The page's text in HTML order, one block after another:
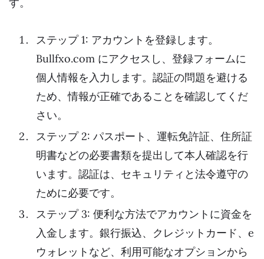
ステップ 1: アカウントを登録します。
Bullfxo.com にアクセスし、登録フォームに
個人情報を入力します。認証の問題を避ける
ため、情報が正確であることを確認してくだ
さい。
ステップ 2: パスポート、運転免許証、住所証
明書などの必要書類を提出して本人確認を行
います。認証は、セキュリティと法令遵守の
ために必要です。
ステップ 3: 便利な方法でアカウントに資金を
入金します。銀行振込、クレジットカード、e
ウォレットなど、利用可能なオプションから